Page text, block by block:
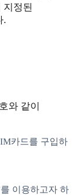
정된
.
와 같이
카드를 구입하
이용하고자 하